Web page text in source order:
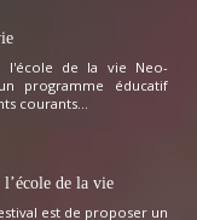
l'école de la vie Neo-
programme éducatif
courants...
de la vie
est de proposer un